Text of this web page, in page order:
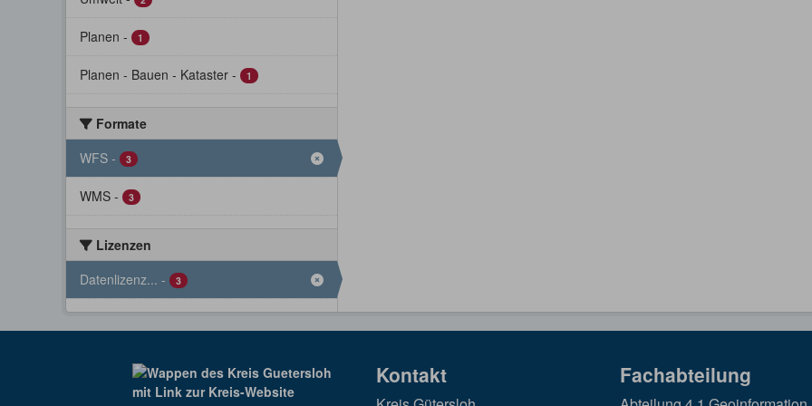
Planen - 1
Planen - Bauen - Kataster - 1
Formate
WFS - 3
WMS - 3
Lizenzen
Datenlizenz... - 3
Kontakt Fachabteilung